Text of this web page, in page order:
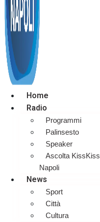
Home
Radio
Programmi
Palinsesto
Speaker
Ascolta KissKiss
Napoli
News
Sport
Città
Cultura